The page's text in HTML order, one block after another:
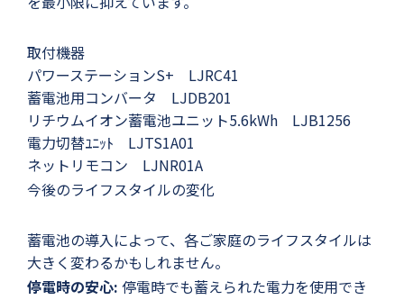
取付機器
パワーステーションS+ LJRC41
蓄電池用コンバータ LJDB201
リチウムイオン蓄電池ユニット5.6kWh LJB1256
電力切替ﾕﾆｯﾄ LJTS1A01
ネットリモコン LJNR01A
今後のライフスタイルの変化
蓄電池の導入によって、各ご家庭のライフスタイルは
大きく変わるかもしれません。
停電時の安心: 停電時でも蓄えられた電力を使用でき